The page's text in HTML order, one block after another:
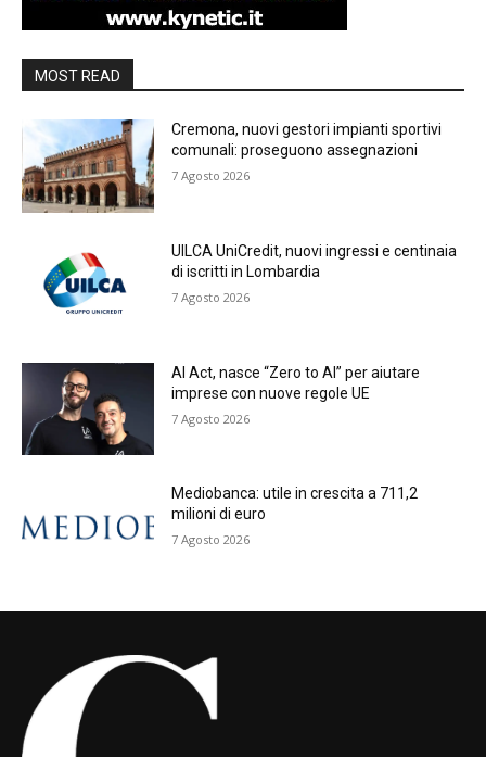
MOST READ
Cremona, nuovi gestori impianti sportivi
comunali: proseguono assegnazioni
7 Agosto 2026
UILCA UniCredit, nuovi ingressi e centinaia
di iscritti in Lombardia
7 Agosto 2026
AI Act, nasce “Zero to AI” per aiutare
imprese con nuove regole UE
7 Agosto 2026
Mediobanca: utile in crescita a 711,2
milioni di euro
7 Agosto 2026